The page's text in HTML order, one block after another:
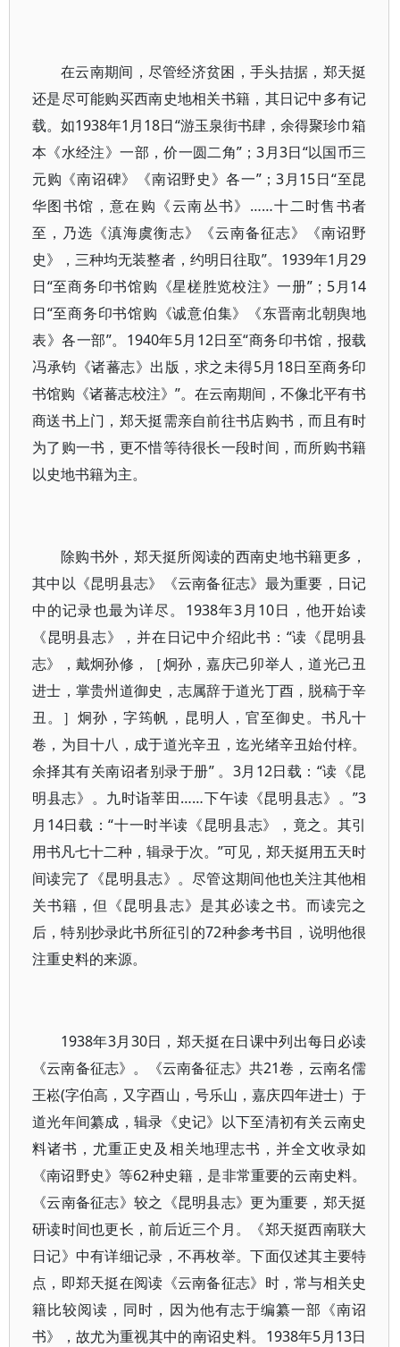
在云南期间，尽管经济贫困，手头拮据，郑天挺
还是尽可能购买西南史地相关书籍，其日记中多有记
载。如1938年1月18日“游玉泉街书肆，余得聚珍巾箱
本《水经注》一部，价一圆二角”；3月3日“以国币三
元购《南诏碑》《南诏野史》各一”；3月15日“至昆
华图书馆，意在购《云南丛书》……十二时售书者
至，乃选《滇海虞衡志》《云南备征志》《南诏野
史》，三种均无装整者，约明日往取”。1939年1月29
日“至商务印书馆购《星槎胜览校注》一册”；5月14
日“至商务印书馆购《诚意伯集》《东晋南北朝舆地
表》各一部”。1940年5月12日至“商务印书馆，报载
冯承钧《诸蕃志》出版，求之未得5月18日至商务印
书馆购《诸蕃志校注》”。在云南期间，不像北平有书
商送书上门，郑天挺需亲自前往书店购书，而且有时
为了购一书，更不惜等待很长一段时间，而所购书籍
以史地书籍为主。
除购书外，郑天挺所阅读的西南史地书籍更多，
其中以《昆明县志》《云南备征志》最为重要，日记
中的记录也最为详尽。1938年3月10日，他开始读
《昆明县志》，并在日记中介绍此书：“读《昆明县
志》，戴炯孙修，［炯孙，嘉庆己卯举人，道光己丑
进士，掌贵州道御史，志属辞于道光丁酉，脱稿于辛
丑。］炯孙，字筠帆，昆明人，官至御史。书凡十
卷，为目十八，成于道光辛丑，迄光绪辛丑始付梓。
余择其有关南诏者别录于册” 。3月12日载：“读《昆
明县志》。九时诣莘田……下午读《昆明县志》。”3
月14日载：“十一时半读《昆明县志》，竟之。其引
用书凡七十二种，辑录于次。”可见，郑天挺用五天时
间读完了《昆明县志》。尽管这期间他也关注其他相
关书籍，但《昆明县志》是其必读之书。而读完之
后，特别抄录此书所征引的72种参考书目，说明他很
注重史料的来源。
1938年3月30日，郑天挺在日课中列出每日必读
《云南备征志》。《云南备征志》共21卷，云南名儒
王崧(字伯高，又字酉山，号乐山，嘉庆四年进士）于
道光年间纂成，辑录《史记》以下至清初有关云南史
料诸书，尤重正史及相关地理志书，并全文收录如
《南诏野史》等62种史籍，是非常重要的云南史料。
《云南备征志》较之《昆明县志》更为重要，郑天挺
研读时间也更长，前后近三个月。《郑天挺西南联大
日记》中有详细记录，不再枚举。下面仅述其主要特
点，即郑天挺在阅读《云南备征志》时，常与相关史
籍比较阅读，同时，因为他有志于编纂一部《南诏
书》，故尤为重视其中的南诏史料。1938年5月13日